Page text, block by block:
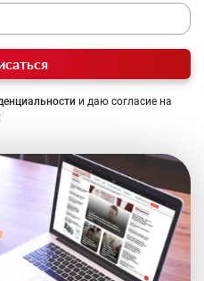
и даю согласие на